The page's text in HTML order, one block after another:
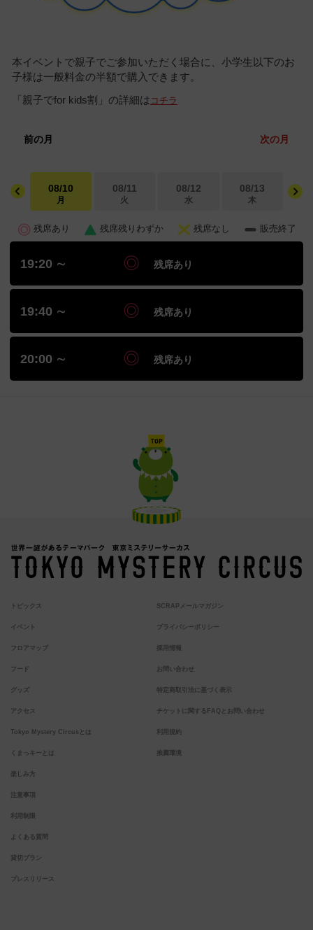
本イベントで親子でご参加いただく場合に、小学生以下のお
子様は一般料金の半額で購入できます。
「親子でfor kids割」の詳細は コチラ
前の月 次の月
08/10
月
08/11
火
08/12
水
08/13
木
残席あり 残席残りわずか 残席なし 販売終了
19:20 ∼ 残席あり
19:40 ∼ 残席あり
20:00 ∼ 残席あり
トピックス
イベント
フロアマップ
フード
グッズ
アクセス
Tokyo Mystery Circusとは
くまっキーとは
楽しみ方
注意事項
利用制限
よくある質問
貸切プラン
プレスリリース
SCRAPメールマガジン
プライバシーポリシー
採用情報
お問い合わせ
特定商取引法に基づく表示
チケットに関するFAQとお問い合わせ
利用規約
推薦環境